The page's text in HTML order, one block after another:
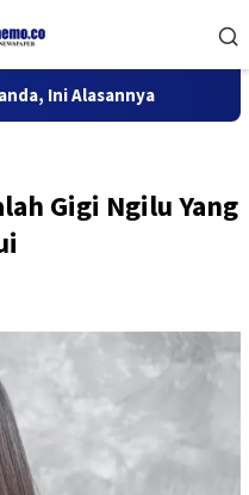
9 Desa di 6
Gigi Ngilu Yang